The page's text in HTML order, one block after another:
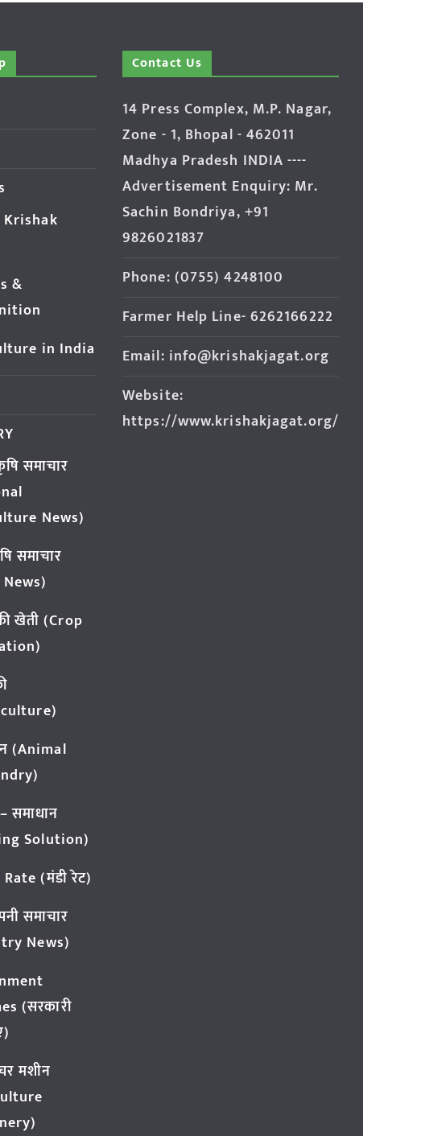
&
in India
कृषि समाचार
News)
समाचार
खेती (Crop
(Animal
समाधान
Solution)
(मंडी रेट)
समाचार
News)
(सरकारी
मशीन
Contact Us
14 Press Complex, M.P. Nagar,
Zone - 1, Bhopal - 462011
Madhya Pradesh INDIA ----
Advertisement Enquiry: Mr.
Sachin Bondriya, +91
9826021837
Phone: (0755) 4248100
Farmer Help Line- 6262166222
Email: info@krishakjagat.org
Website:
https://www.krishakjagat.org/